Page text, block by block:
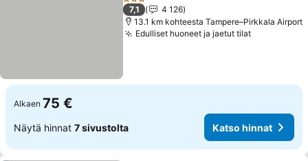
3 Tähtiluokitus
7,1
4 126
13.1 km kohteesta Tampere–Pirkkala Airport
Edulliset huoneet ja jaetut tilatKatso
Alkaen 75 €
Näytä hinnat 7 sivustolta Katso hinnat